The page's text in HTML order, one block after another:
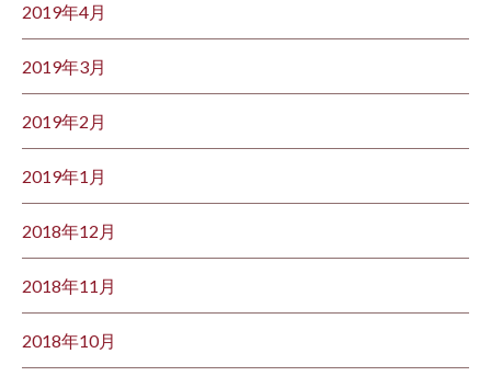
2019年4月
2019年3月
2019年2月
2019年1月
2018年12月
2018年11月
2018年10月